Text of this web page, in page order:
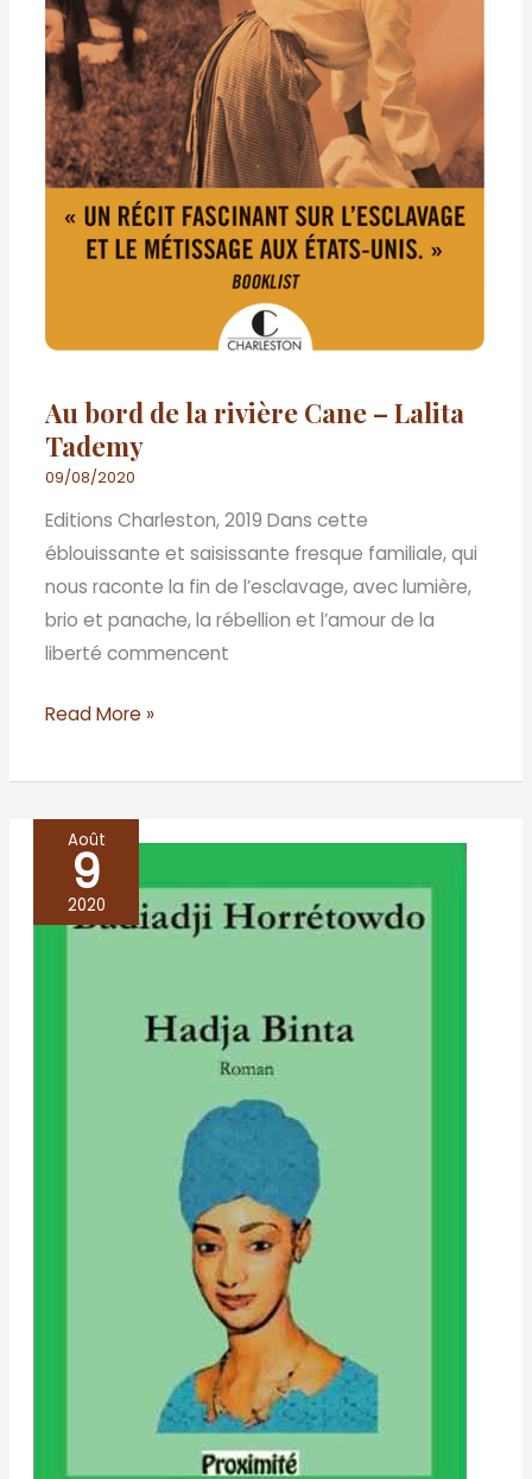
Au bord de la rivière Cane – Lalita
Tademy
09/08/2020
Editions Charleston, 2019 Dans cette
éblouissante et saisissante fresque familiale, qui
nous raconte la fin de l’esclavage, avec lumière,
brio et panache, la rébellion et l’amour de la
liberté commencent
Read More »
Août
9
2020
Hadja
Binta